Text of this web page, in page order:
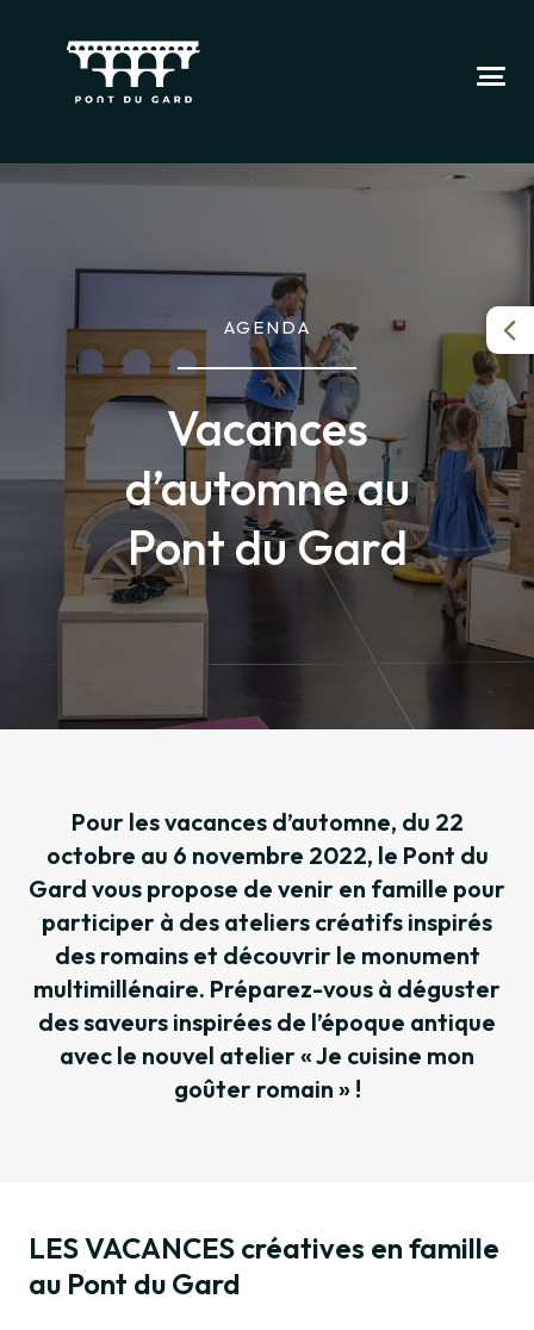
AGENDA
Vacances
d’automne au
Pont du Gard
Pour les vacances d’automne, du 22
octobre au 6 novembre 2022, le Pont du
Gard vous propose de venir en famille pour
participer à des ateliers créatifs inspirés
des romains et découvrir le monument
multimillénaire. Préparez-vous à déguster
des saveurs inspirées de l’époque antique
avec le nouvel atelier « Je cuisine mon
goûter romain » !
LES VACANCES créatives en famille
au Pont du Gard